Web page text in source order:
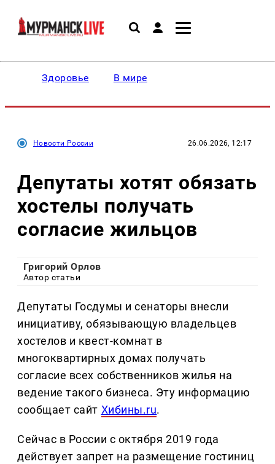
Здоровье В мире
Новости России 26.06.2026, 12:17
Депутаты хотят обязать
хостелы получать
согласие жильцов
Григорий Орлов
Автор статьи
Депутаты Госдумы и сенаторы внесли
инициативу, обязывающую владельцев
хостелов и квест-комнат в
многоквартирных домах получать
согласие всех собственников жилья на
ведение такого бизнеса. Эту информацию
сообщает сайт Хибины.ru.
Сейчас в России с октября 2019 года
действует запрет на размещение гостиниц